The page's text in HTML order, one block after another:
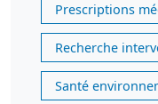
Prescriptions
Recherche
Santé